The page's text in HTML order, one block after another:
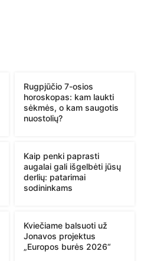
Rugpjūčio 7-osios
horoskopas: kam laukti
sėkmės, o kam saugotis
nuostolių?
Kaip penki paprasti
augalai gali išgelbėti jūsų
derlių: patarimai
sodininkams
Kviečiame balsuoti už
Jonavos projektus
„Europos burės 2026“